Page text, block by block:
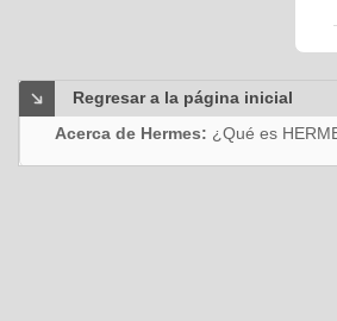
Regresar a la página inicial
Acerca de Hermes: ¿Qué es